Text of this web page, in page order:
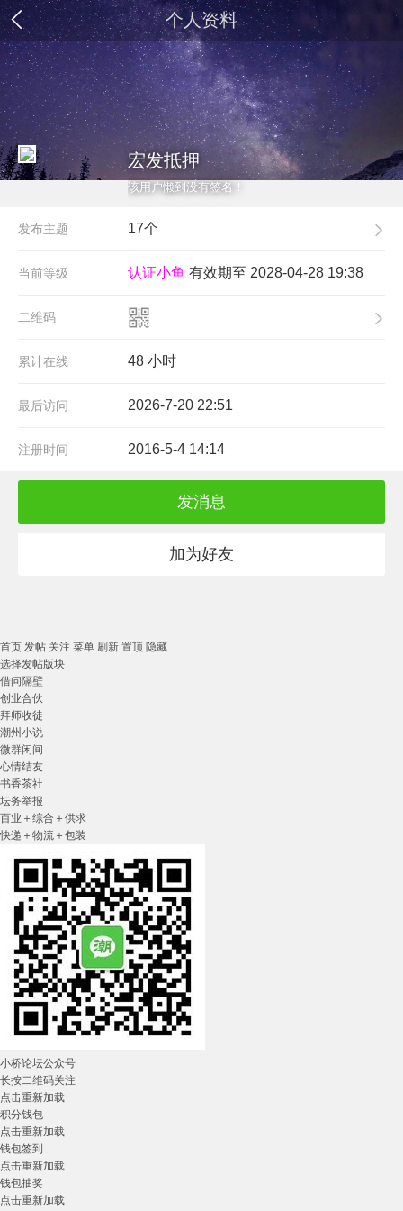
个人资料
宏发抵押
该用户懒到没有签名！
17个
发布主题
认证小鱼 有效期至 2028-04-28 19:38
当前等级
二维码
48 小时
累计在线
2026-7-20 22:51
最后访问
2016-5-4 14:14
注册时间
发消息
加为好友
首页 发帖 关注 菜单 刷新 置顶 隐藏
选择发帖版块
借问隔壁
创业合伙
拜师收徒
潮州小说
微群闲间
心情结友
书香茶社
坛务举报
百业＋综合＋供求
快递＋物流＋包装
小桥论坛公众号
长按二维码关注
点击重新加载
积分钱包
点击重新加载
钱包签到
点击重新加载
钱包抽奖
点击重新加载